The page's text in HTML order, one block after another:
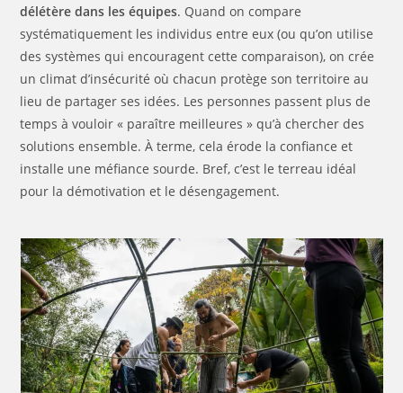
délétère dans les équipes. Quand on compare
systématiquement les individus entre eux (ou qu’on utilise
des systèmes qui encouragent cette comparaison), on crée
un climat d’insécurité où chacun protège son territoire au
lieu de partager ses idées. Les personnes passent plus de
temps à vouloir « paraître meilleures » qu’à chercher des
solutions ensemble. À terme, cela érode la confiance et
installe une méfiance sourde. Bref, c’est le terreau idéal
pour la démotivation et le désengagement.